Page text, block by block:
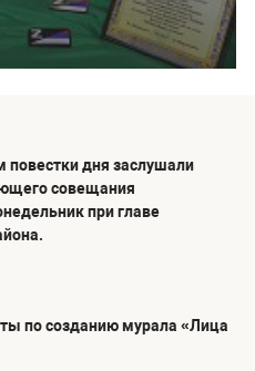
дня заслушали
совещания
при главе
по созданию мурала «Лица